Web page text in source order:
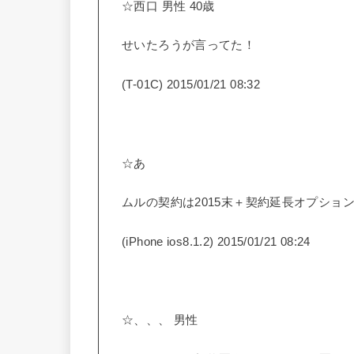
☆西口 男性 40歳
せいたろうが言ってた！
(T-01C) 2015/01/21 08:32
☆あ
ムルの契約は2015末＋契約延長オプショ
(iPhone ios8.1.2) 2015/01/21 08:24
☆、、、 男性